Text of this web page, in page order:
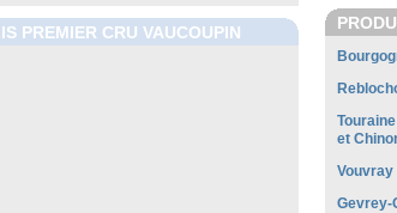
PREMIER CRU VAUCOUPIN
et
Vouvray
Gevrey-